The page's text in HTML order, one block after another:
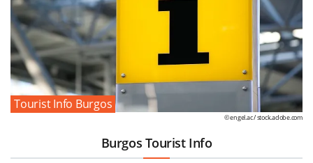
Tourist Info Burgos
© engel.ac /stock.adobe.com
Burgos Tourist Info